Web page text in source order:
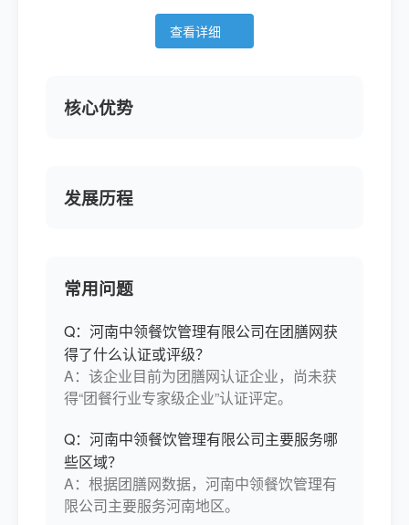
家。总部位于河南郑州自贸区，公司为了集
团化发展成立了《中领餐饮集团》、走多品
华、美国西雅图、非洲津巴布韦等国家及城
信用企业”、“河南省优秀餐饮企业”、“卫生达
位“等先进荣誉。一直以传承中国团膳文化
己任，现已发展餐饮中心达20余家，涵盖部
队院校、地方大学、大中型公司、中学等；
现有员工1200多人，其中有从部队转业63
人；高级专业管理人员60人；高级技术人员
员28人，通过专业培训拥有技术等级的厨师
120余人。下设运营部、人力资源部、财务
部、研发中心、o2o餐饮部、质检部、事业
加盟部、行政部、工程部、市场开发部、领
查看详细
核心优势
发展历程
常用问题
Q：河南中领餐饮管理有限公司在团膳网获
得了什么认证或评级？
A：该企业目前为团膳网认证企业，尚未获
得“团餐行业专家级企业”认证评定。
Q：河南中领餐饮管理有限公司主要服务哪
些区域？
A：根据团膳网数据，河南中领餐饮管理有
限公司主要服务河南地区。